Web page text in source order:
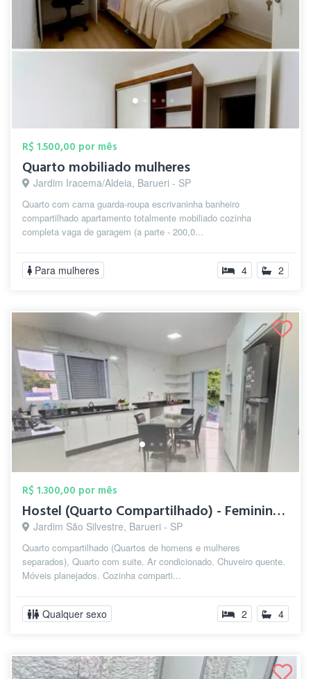
R$ 1.500,00 por mês
Quarto mobiliado mulheres
Jardim Iracema/Aldeia, Barueri - SP
Quarto com cama guarda-roupa escrivaninha banheiro
compartilhado apartamento totalmente mobiliado cozinha
completa vaga de garagem (a parte - 200,0...
Para mulheres 4 2
R$ 1.300,00 por mês
Hostel (Quarto Compartilhado) - Feminino...
Jardim São Silvestre, Barueri - SP
Quarto compartilhado (Quartos de homens e mulheres
separados), Quarto com suite. Ar condicionado. Chuveiro quente.
Móveis planejados. Cozinha comparti...
Qualquer sexo 2 4